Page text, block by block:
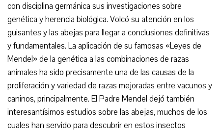
con disciplina germánica sus investigaciones sobre
genética y herencia biológica. Volcó su atención en los
guisantes y las abejas para llegar a conclusiones definitivas
y fundamentales. La aplicación de su famosas «Leyes de
Mendel» de la genética a las combinaciones de razas
animales ha sido precisamente una de las causas de la
proliferación y variedad de razas mejoradas entre vacunos y
caninos, principalmente. El Padre Mendel dejó también
interesantísimos estudios sobre las abejas, muchos de los
cuales han servido para descubrir en estos insectos